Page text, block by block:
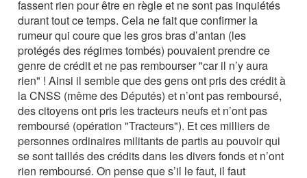
fassent rien pour être en règle et ne sont pas inquiétés
durant tout ce temps. Cela ne fait que confirmer la
rumeur qui coure que les gros bras d’antan (les
protégés des régimes tombés) pouvaient prendre ce
genre de crédit et ne pas rembourser "car il n’y aura
rien" ! Ainsi il semble que des gens ont pris des crédit à
la CNSS (même des Députés) et n’ont pas remboursé,
des citoyens ont pris les tracteurs neufs et n’ont pas
remboursé (opération "Tracteurs"). Et ces milliers de
personnes ordinaires militants de partis au pouvoir qui
se sont taillés des crédits dans les divers fonds et n’ont
rien remboursé. On pense que s’il le faut, il faut